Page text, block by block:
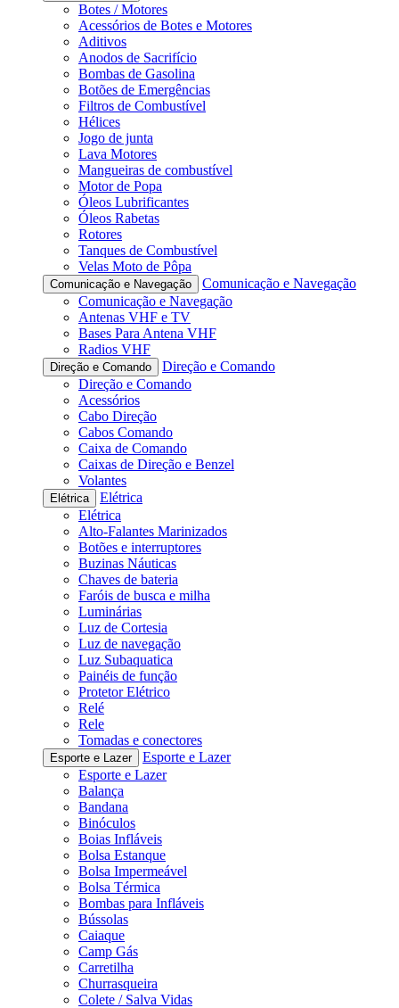
Botes / Motores
Acessórios de Botes e Motores
Aditivos
Anodos de Sacrifício
Bombas de Gasolina
Botões de Emergências
Filtros de Combustível
Hélices
Jogo de junta
Lava Motores
Mangueiras de combustível
Motor de Popa
Óleos Lubrificantes
Óleos Rabetas
Rotores
Tanques de Combustível
Velas Moto de Pôpa
Comunicação e Navegação
Comunicação e Navegação
Comunicação e Navegação
Antenas VHF e TV
Bases Para Antena VHF
Radios VHF
Direção e Comando
Direção e Comando
Direção e Comando
Acessórios
Cabo Direção
Cabos Comando
Caixa de Comando
Caixas de Direção e Benzel
Volantes
Elétrica
Elétrica
Elétrica
Alto-Falantes Marinizados
Botões e interruptores
Buzinas Náuticas
Chaves de bateria
Faróis de busca e milha
Luminárias
Luz de Cortesia
Luz de navegação
Luz Subaquatica
Painéis de função
Protetor Elétrico
Relé
Rele
Tomadas e conectores
Esporte e Lazer
Esporte e Lazer
Esporte e Lazer
Balança
Bandana
Binóculos
Boias Infláveis
Bolsa Estanque
Bolsa Impermeável
Bolsa Térmica
Bombas para Infláveis
Bússolas
Caiaque
Camp Gás
Carretilha
Churrasqueira
Colete / Salva Vidas